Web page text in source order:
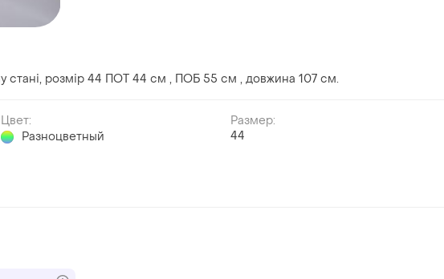
стані, розмір 44 ПОТ 44 см , ПОБ 55 см , довжина 107 см.
Цвет:
Разноцветный
Размер:
44